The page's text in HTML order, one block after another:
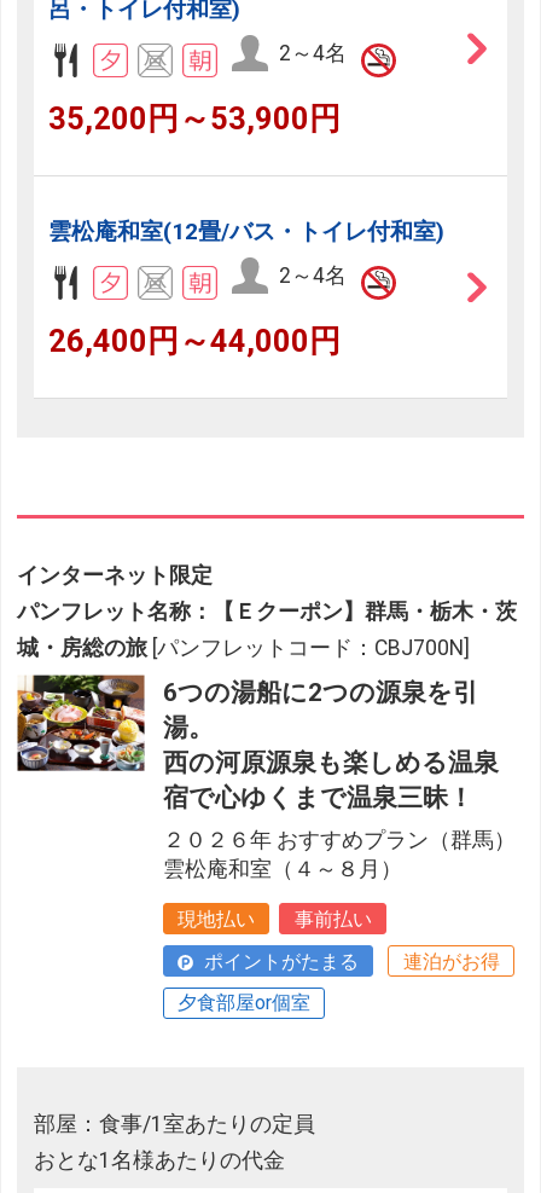
呂・トイレ付和室)
2～4名
35,200円～53,900円
雲松庵和室(12畳/バス・トイレ付和室)
2～4名
26,400円～44,000円
インターネット限定
パンフレット名称：【Ｅクーポン】群馬・栃木・茨
城・房総の旅 [パンフレットコード：CBJ700N]
6つの湯船に2つの源泉を引
湯。
西の河原源泉も楽しめる温泉
宿で心ゆくまで温泉三昧！
２０２６年 おすすめプラン（群馬）
雲松庵和室（４～８月）
現地払い
事前払い
ポイントがたまる
連泊がお得
夕食部屋or個室
部屋：食事/1室あたりの定員
おとな1名様あたりの代金